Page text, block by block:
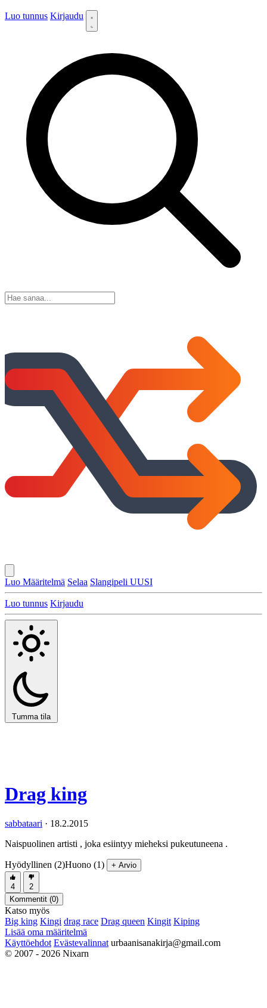
Luo tunnus Kirjaudu
Luo Määritelmä Selaa Slangipeli UUSI
Luo tunnus Kirjaudu
Tumma tila
Drag king
sabbataari · 18.2.2015
Naispuolinen artisti , joka esiintyy mieheksi pukeutuneena .
Hyödyllinen (2)Huono (1) + Arvio
4
2
Kommentit (0)
Katso myös
Big king Kingi drag race Drag queen Kingit Kiping
Lisää oma määritelmä
Käyttöehdot Evästevalinnat urbaanisanakirja@gmail.com
© 2007 - 2026 Nixarn